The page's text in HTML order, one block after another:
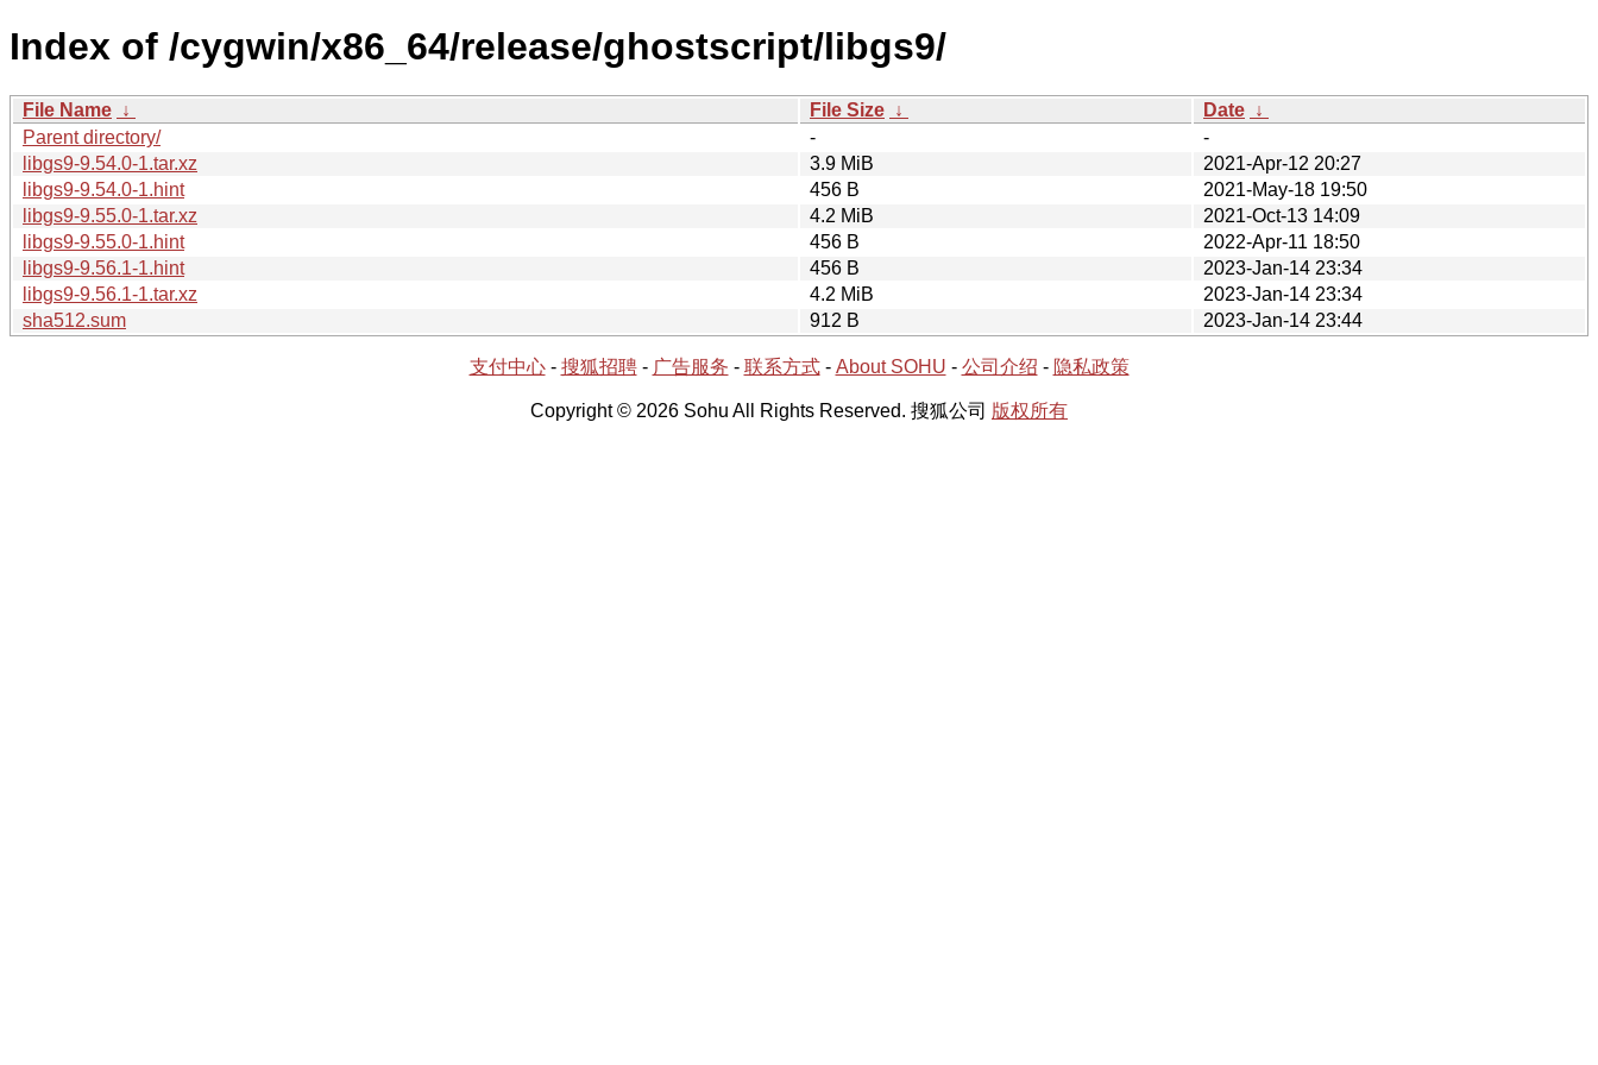
Index of /cygwin/x86_64/release/ghostscript/libgs9/
File Name ↓ File Size ↓ Date ↓
Parent directory/
-
-
libgs9-9.54.0-1.tar.xz
3.9 MiB
2021-Apr-12 20:27
libgs9-9.54.0-1.hint
456 B
2021-May-18 19:50
libgs9-9.55.0-1.tar.xz
4.2 MiB
2021-Oct-13 14:09
libgs9-9.55.0-1.hint
456 B
2022-Apr-11 18:50
libgs9-9.56.1-1.hint
456 B
2023-Jan-14 23:34
libgs9-9.56.1-1.tar.xz
4.2 MiB
2023-Jan-14 23:34
sha512.sum
912 B 2023-Jan-14 23:44
支付中心- 搜狐招聘- 广告服务 - 联系方式- About SOHU - 公司介绍 - 隐私政策
Copyright © 2026 Sohu All Rights Reserved. 搜狐公司 版权所有